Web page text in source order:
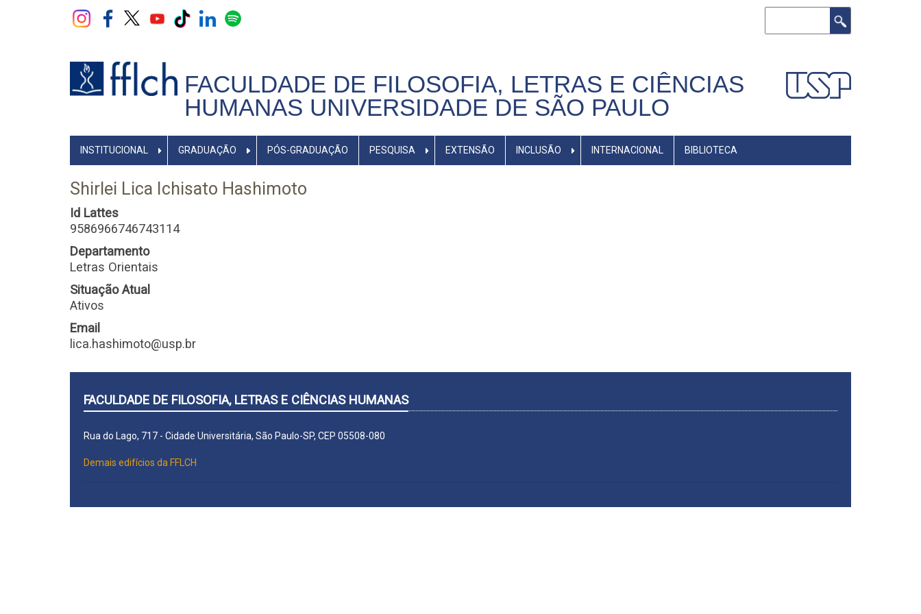
FACULDADE DE FILOSOFIA, LETRAS E CIÊNCIAS
HUMANAS UNIVERSIDADE DE SÃO PAULO
NAVEGADOR
PRINCIPAL
INSTITUCIONAL GRADUAÇÃO PÓS-GRADUAÇÃO PESQUISA EXTENSÃO INCLUSÃO INTERNACIONAL BIBLIOTECA
Shirlei Lica Ichisato Hashimoto
Id Lattes
9586966746743114
Departamento
Letras Orientais
Situação Atual
Ativos
Email
lica.hashimoto@usp.br
FACULDADE DE FILOSOFIA, LETRAS E CIÊNCIAS HUMANAS
Rua do Lago, 717 - Cidade Universitária, São Paulo-SP, CEP 05508-080
Demais edifícios da FFLCH